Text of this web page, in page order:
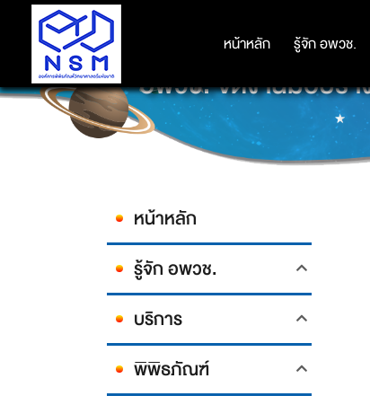
หน้าหลัก รู้จัก อพวช.
หน้าหลัก รู้จัก อพวช.
อพวช. จัดงานมอบรา
หน้าหลัก
รู้จัก อพวช.
บริการ
พิพิธภัณฑ์